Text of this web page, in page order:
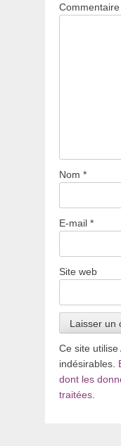
Commentaire
Nom *
E-mail *
Site web
Ce site
indésirables.
dont les
traitées